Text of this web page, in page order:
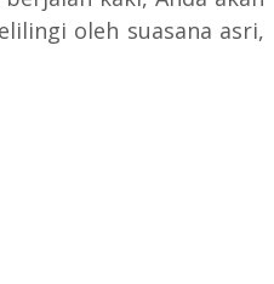
oleh suasana asri,